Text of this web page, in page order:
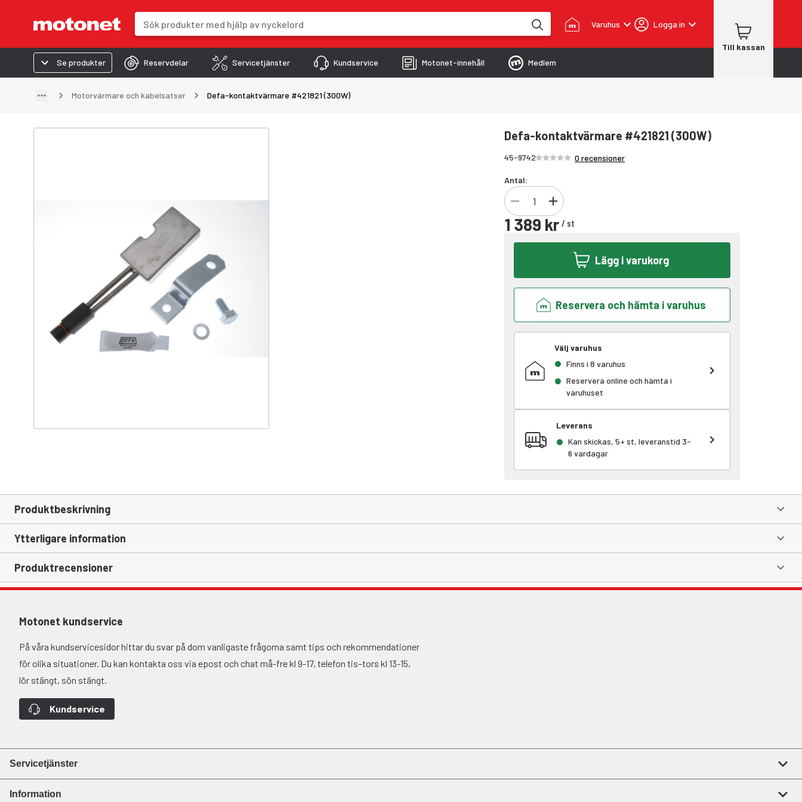
Varuhus Logga in
Till kassan
Se produkter
Reservdelar Servicetjänster Kundservice Motonet-innehåll Medlem
Motorvärmare och kabelsatser Defa-kontaktvärmare #421821 (300W)
Defa-kontaktvärmare #421821 (300W)
45-9742Betyg /5 stjärnor
0 recensioner
Antal:
1 389 kr / st
Lägg i varukorg
Reservera och hämta i varuhus
Välj varuhus
Finns i 8 varuhus
Reservera online och hämta i
varuhuset
Leverans
Kan skickas, 5+ st, leveranstid 3-
6 vardagar
Produktbeskrivning
Ytterligare information
Produktrecensioner
Motonet kundservice
På våra kundservicesidor hittar du svar på dom vanligaste frågorna samt tips och rekommendationer
för olika situationer. Du kan kontakta oss via epost och chat må-fre kl 9-17, telefon tis–tors kl 13-15,
lör stängt, sön stängt.
Kundservice
Servicetjänster
Information